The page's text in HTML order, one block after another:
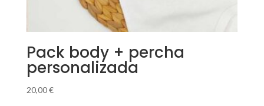
Pack body + percha
personalizada
20,00€